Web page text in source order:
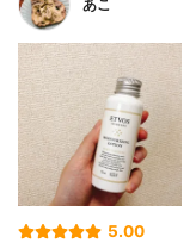
あこ
5.00